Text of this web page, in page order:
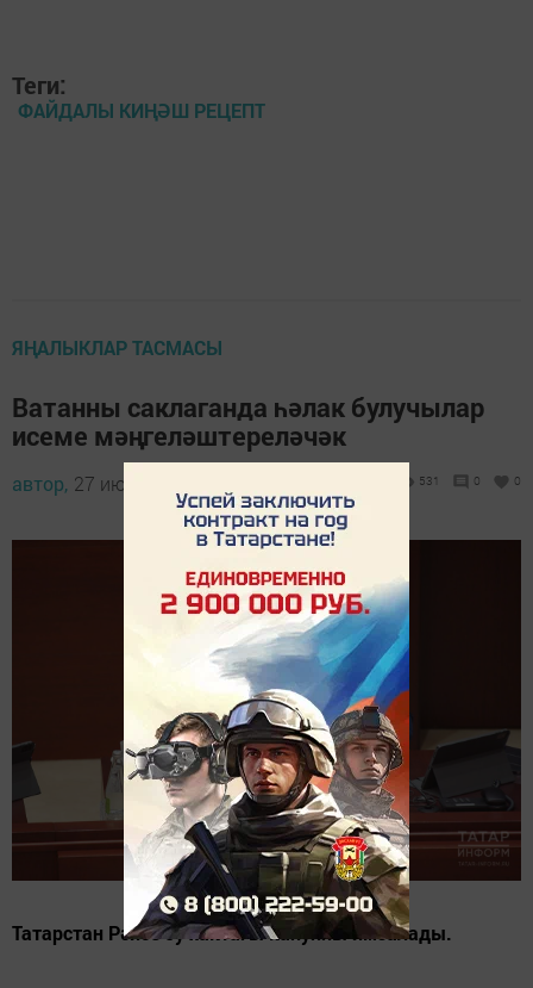
Теги:
ФАЙДАЛЫ КИҢӘШ РЕЦЕПТ
ЯҢАЛЫКЛАР ТАСМАСЫ
Ватанны саклаганда һәлак булучылар
исеме мәңгеләштереләчәк
автор, 27 июнь 2026 - 09:31 531 0 0
Татарстан Рәисе бу хактагы канунны имзалады.